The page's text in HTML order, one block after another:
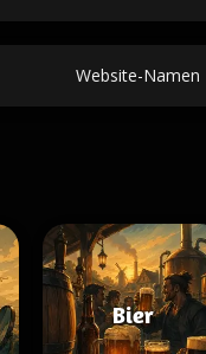
Website-Namen
Bier